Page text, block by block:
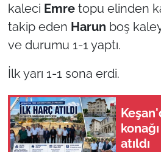
kaleci Emretopu elinden
takip eden Harun boş
ve durumu 1-1 yaptı.
İlk yarı 1-1 sona erdi.
atıldı